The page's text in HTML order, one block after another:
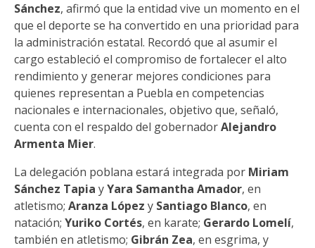
Sánchez, afirmó que la entidad vive un momento en el
que el deporte se ha convertido en una prioridad para
la administración estatal. Recordó que al asumir el
cargo estableció el compromiso de fortalecer el alto
rendimiento y generar mejores condiciones para
quienes representan a Puebla en competencias
nacionales e internacionales, objetivo que, señaló,
cuenta con el respaldo del gobernadorAlejandro
Armenta Mier.
La delegación poblana estará integrada por Miriam
Sánchez Tapia yYara Samantha Amador, en
atletismo; Aranza López y Santiago Blanco, en
natación; Yuriko Cortés, en karate; Gerardo Lomelí,
también en atletismo; Gibrán Zea, en esgrima, y